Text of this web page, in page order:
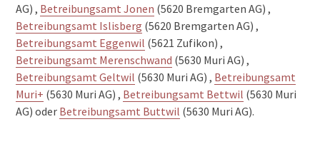
AG) , Betreibungsamt Jonen (5620 Bremgarten AG) ,
Betreibungsamt Islisberg (5620 Bremgarten AG) ,
Betreibungsamt Eggenwil (5621 Zufikon) ,
Betreibungsamt Merenschwand (5630 Muri AG) ,
Betreibungsamt Geltwil (5630 Muri AG) , Betreibungsamt
Muri+ (5630 Muri AG) , Betreibungsamt Bettwil (5630 Muri
AG) oder Betreibungsamt Buttwil (5630 Muri AG).